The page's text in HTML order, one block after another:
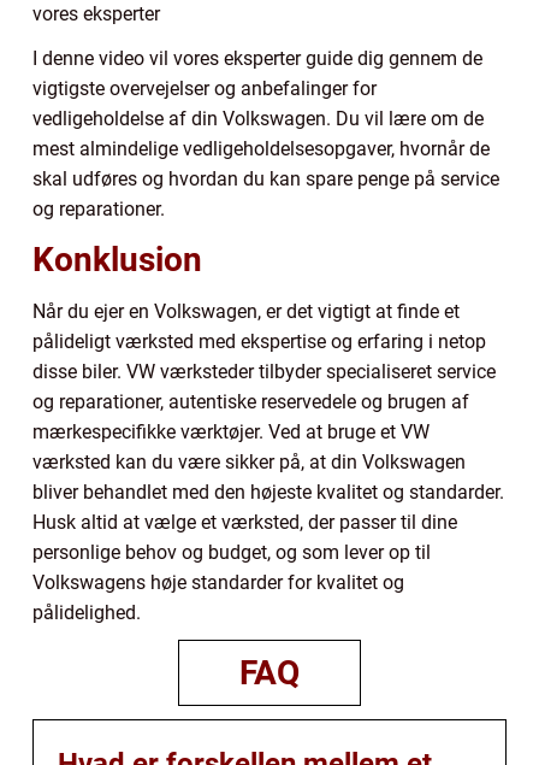
vores eksperter
I denne video vil vores eksperter guide dig gennem de
vigtigste overvejelser og anbefalinger for
vedligeholdelse af din Volkswagen. Du vil lære om de
mest almindelige vedligeholdelsesopgaver, hvornår de
skal udføres og hvordan du kan spare penge på service
og reparationer.
Konklusion
Når du ejer en Volkswagen, er det vigtigt at finde et
pålideligt værksted med ekspertise og erfaring i netop
disse biler. VW værksteder tilbyder specialiseret service
og reparationer, autentiske reservedele og brugen af
mærkespecifikke værktøjer. Ved at bruge et VW
værksted kan du være sikker på, at din Volkswagen
bliver behandlet med den højeste kvalitet og standarder.
Husk altid at vælge et værksted, der passer til dine
personlige behov og budget, og som lever op til
Volkswagens høje standarder for kvalitet og
pålidelighed.
FAQ